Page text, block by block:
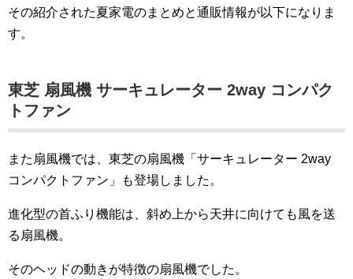
その紹介された夏家電のまとめと通販情報が以下になりま
す。
東芝 扇風機 サーキュレーター 2way コンパク
トファン
また扇風機では、東芝の扇風機「サーキュレーター 2way
コンパクトファン」も登場しました。
進化型の首ふり機能は、斜め上から天井に向けても風を送
る扇風機。
そのヘッドの動きが特徴の扇風機でした。